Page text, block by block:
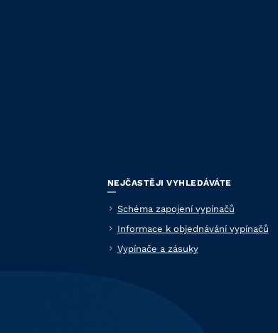
NEJČASTĚJI VYHLEDÁVÁTE
Schéma zapojení vypínačů
Informace k objednávání vypínačů
Vypínače a zásuky